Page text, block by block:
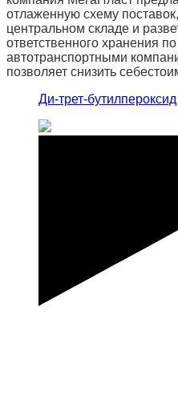
отлаженную схему
центральном складе и
ответственного хранения
автотранспортными
позволяет снизить
Ди-трет-бутилпероксид